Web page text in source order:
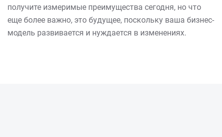
получите измеримые преимущества сегодня, но что
еще более важно, это будущее, поскольку ваша бизнес-
модель развивается и нуждается в изменениях.